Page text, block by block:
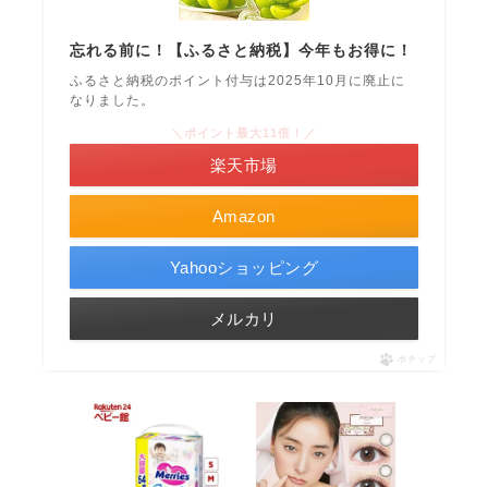
忘れる前に！【ふるさと納税】今年もお得に！
ふるさと納税のポイント付与は2025年10月に廃止に
なりました。
Amazon
＼ポイント最大11倍！／
楽天市場
Yahooショッピング
メルカリ
ポチップ